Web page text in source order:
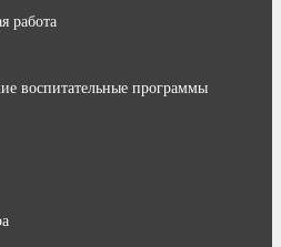
работа
воспитательные программы